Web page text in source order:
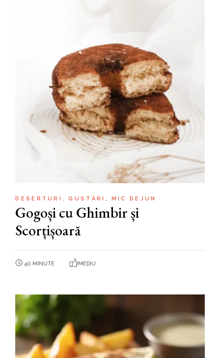
DESERTURI GUSTĂRI MIC DEJUN
Gogoși cu Ghimbir și
Scorțișoară
40 MINUTE MEDIU